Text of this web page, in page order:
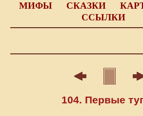
МИФЫ
СКАЗКИ
ССЫЛКИ
104. Первые